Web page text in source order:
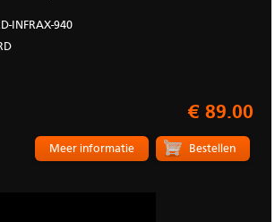
INFRAX-940
€ 89.00
Meer informatie